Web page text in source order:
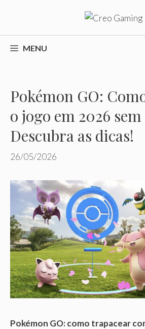
o
conteúdoMENU
Pokémon GO:
o jogo em 2026
Descubra as dicas!
26/05/2026
Pokémon GO: como trapacear